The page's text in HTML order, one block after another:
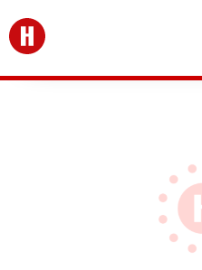
Перейти на главную